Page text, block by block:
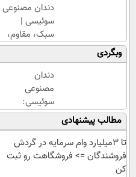
دندان مصنوعی
سوئیسی |
سبک، مقاوم،
طبیعی! ویزیت
رایگان+پرداخت
اقساطی😍
وبگردی
دندان
مصنوعی
سوئیسی:
جدیدترین
فناوری
اروپا،
سبک و
مطالب پیشنهادی
تا 3میلیارد وام سرمایه در گردش
فروشندگان => فروشگاهت رو ثبت
کن